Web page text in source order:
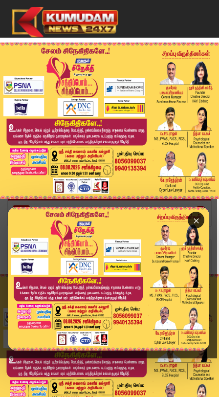
×
Home
அரசியல்
கரூர் விவகாரம்.. மலிவான அரசியல் செய்வதை தவிர்க்...